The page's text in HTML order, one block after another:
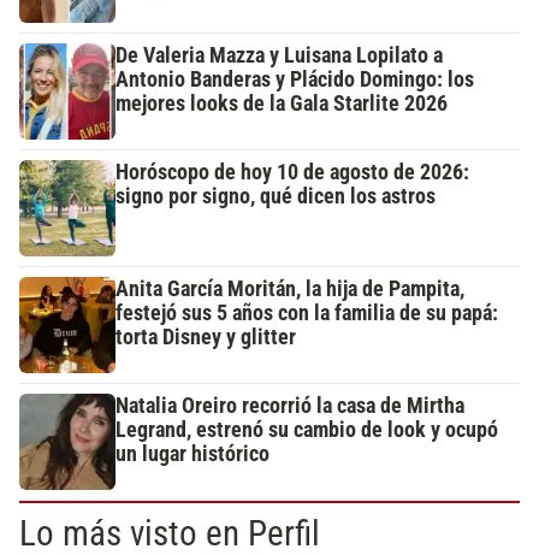
De Valeria Mazza y Luisana Lopilato a
Antonio Banderas y Plácido Domingo: los
mejores looks de la Gala Starlite 2026
Horóscopo de hoy 10 de agosto de 2026:
signo por signo, qué dicen los astros
Anita García Moritán, la hija de Pampita,
festejó sus 5 años con la familia de su papá:
torta Disney y glitter
Natalia Oreiro recorrió la casa de Mirtha
Legrand, estrenó su cambio de look y ocupó
un lugar histórico
Lo más visto en Perfil